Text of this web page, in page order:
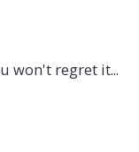
won't regret it...